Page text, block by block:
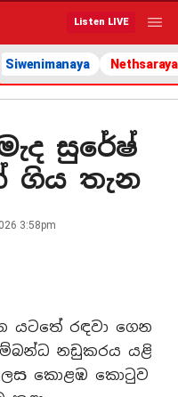
Listen LIVE
Siwenimanaya Nethsaraya
සුරේෂ්
ගිය තැන
3:58pm
යටතේ රඳවා ගෙන
නඩුකරය යළි
කොළඹ කොටුව